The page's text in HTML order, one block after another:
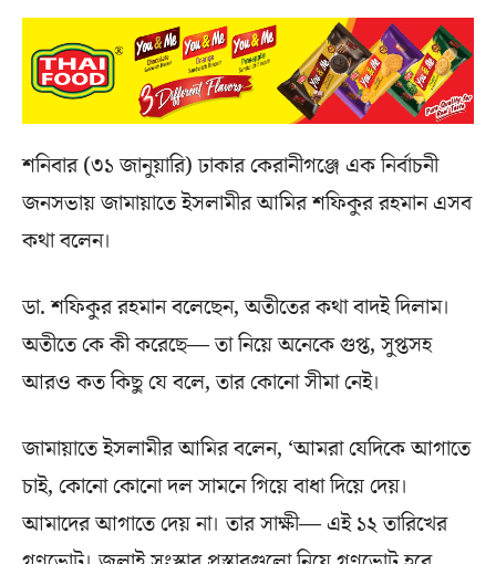
শনিবার (৩১ জানুয়ারি) ঢাকার কেরানীগঞ্জে এক নির্বাচনী
জনসভায় জামায়াতে ইসলামীর আমির শফিকুর রহমান এসব
কথা বলেন।
ডা. শফিকুর রহমান বলেছেন, অতীতের কথা বাদই দিলাম।
অতীতে কে কী করেছে— তা নিয়ে অনেকে গুপ্ত, সুপ্তসহ
আরও কত কিছু যে বলে, তার কোনো সীমা নেই।
জামায়াতে ইসলামীর আমির বলেন, ‘আমরা যেদিকে আগাতে
চাই, কোনো কোনো দল সামনে গিয়ে বাধা দিয়ে দেয়।
আমাদের আগাতে দেয় না। তার সাক্ষী— এই ১২ তারিখের